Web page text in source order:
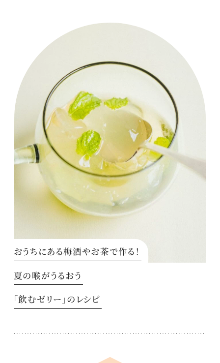
おうちにある梅酒やお茶で作る！
夏の喉がうるおう
「飲むゼリー」のレシピ